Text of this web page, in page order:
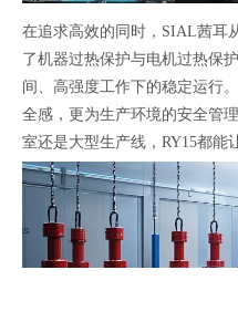
在追求高效的同时，SIAL茜耳
了机器过热保护与电机过热保
间、高强度工作下的稳定运行
全感，更为生产环境的安全管
室还是大型生产线，RY15都能